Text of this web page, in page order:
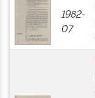
1982-
07